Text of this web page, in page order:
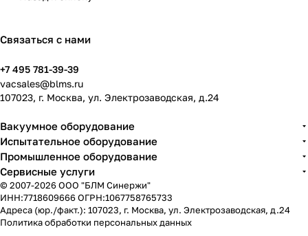
Связаться с нами
+7 495 781-39-39
vacsales@blms.ru
107023, г. Москва, ул. Электрозаводская, д.24
Вакуумное оборудование
Испытательное оборудование
Промышленное оборудование
Сервисные услуги
© 2007-2026 ООО "БЛМ Синержи"
ИНН:7718609666 ОГРН:1067758765733
Адреса (юр./факт.): 107023, г. Москва, ул. Электрозаводская, д.24
Политика обработки персональных данных